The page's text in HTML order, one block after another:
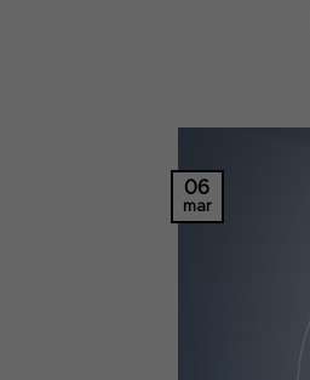
06
mar